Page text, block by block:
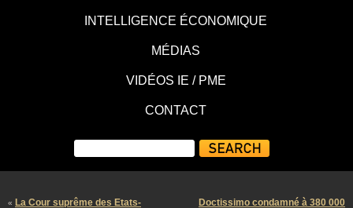
INTELLIGENCE ÉCONOMIQUE
MÉDIAS
VIDÉOS IE / PME
CONTACT
« La Cour suprême des Etats-
Doctissimo condamné à 380 000